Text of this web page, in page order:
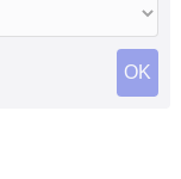
OK